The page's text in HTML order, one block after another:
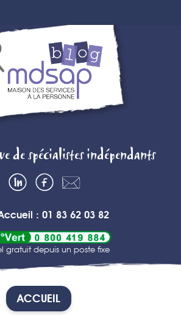
BLOG
DES
A
de spécialistes indépendants
nous
: 01 83 62 03 82
gratuit depuis un poste fixe
ACCUEIL